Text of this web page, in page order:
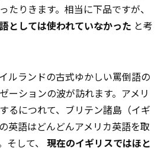
たりきます。相当に下品ですが、
としては使われていなかった と考
ルランドの古式ゆかしい罵倒語の
ーションの波が訪れます。アメリ
るにつれて、ブリテン諸島（イギ
英語はどんどんアメリカ英語を取
そして、 現在のイギリスではほと